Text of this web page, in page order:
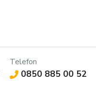
Telefon
0850 885 00 52